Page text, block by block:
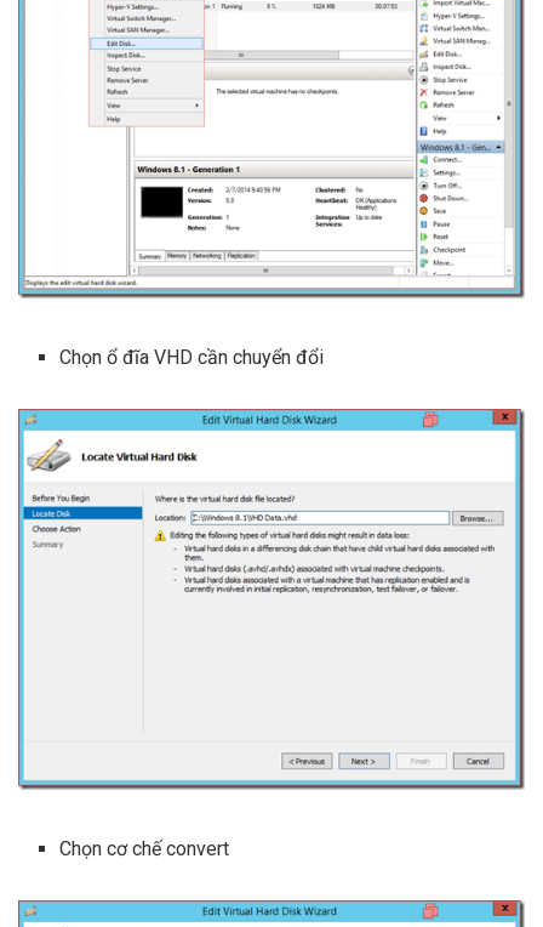
Chọn ổ đĩa VHD cần chuyển đổi
Chọn cơ chế convert